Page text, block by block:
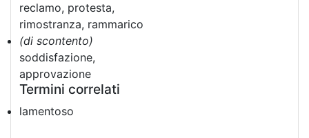
reclamo, protesta,
rimostranza, rammarico
(di scontento)
soddisfazione,
approvazione
Termini correlati
lamentoso